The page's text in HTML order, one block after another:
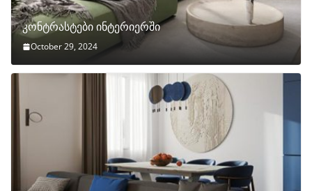
კონტრასტები ინტერიერში
October 29, 2024